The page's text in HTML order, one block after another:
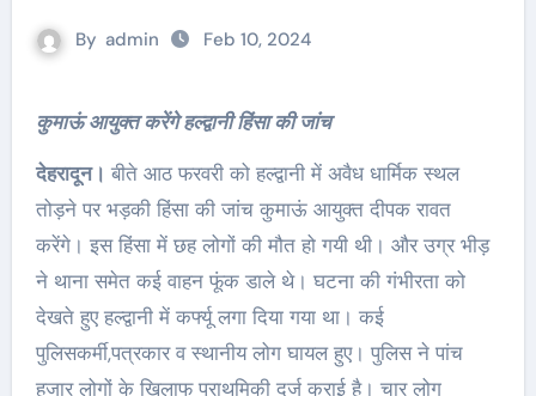
By admin Feb 10, 2024
कुमाऊं आयुक्त करेंगे हल्द्वानी हिंसा की जांच
देहरादून। बीते आठ फरवरी को हल्द्वानी में अवैध धार्मिक स्थल
तोड़ने पर भड़की हिंसा की जांच कुमाऊं आयुक्त दीपक रावत
करेंगे। इस हिंसा में छह लोगों की मौत हो गयी थी। और उग्र भीड़
ने थाना समेत कई वाहन फूंक डाले थे। घटना की गंभीरता को
देखते हुए हल्द्वानी में कर्फ्यू लगा दिया गया था। कई
पुलिसकर्मी,पत्रकार व स्थानीय लोग घायल हुए। पुलिस ने पांच
हजार लोगों के खिलाफ प्राथमिकी दर्ज कराई है। चार लोग